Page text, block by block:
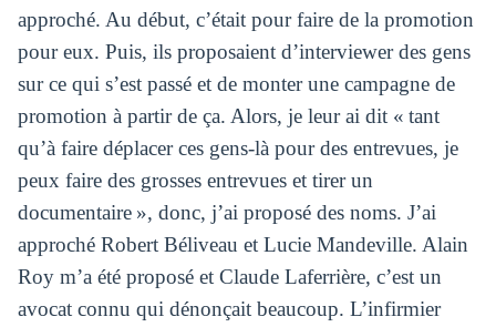
approché. Au début, c’était pour faire de la promotion
pour eux. Puis, ils proposaient d’interviewer des gens
sur ce qui s’est passé et de monter une campagne de
promotion à partir de ça. Alors, je leur ai dit « tant
qu’à faire déplacer ces gens-là pour des entrevues, je
peux faire des grosses entrevues et tirer un
documentaire », donc, j’ai proposé des noms. J’ai
approché Robert Béliveau et Lucie Mandeville. Alain
Roy m’a été proposé et Claude Laferrière, c’est un
avocat connu qui dénonçait beaucoup. L’infirmier